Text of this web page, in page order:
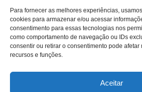
Para fornecer as melhores experiências,
cookies para armazenar e/ou acessar
consentimento para essas tecnologias nos
como comportamento de navegação ou IDs
consentir ou retirar o consentimento pode afetar
recursos e funções.
Aceitar